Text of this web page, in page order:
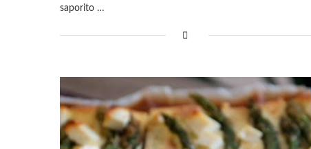
saporito …